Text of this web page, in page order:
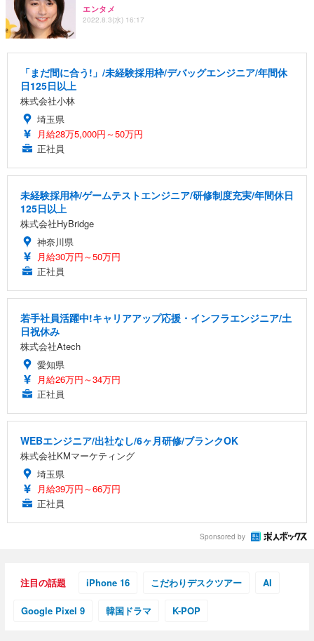
エンタメ
2022.8.3(水) 16:17
「まだ間に合う!」/未経験採用枠/デバッグエンジニア/年間休
日125日以上
株式会社小林
埼玉県
月給28万5,000円～50万円
正社員
未経験採用枠/ゲームテストエンジニア/研修制度充実/年間休日
125日以上
株式会社HyBridge
神奈川県
月給30万円～50万円
正社員
若手社員活躍中!キャリアアップ応援・インフラエンジニア/土
日祝休み
株式会社Atech
愛知県
月給26万円～34万円
正社員
WEBエンジニア/出社なし/6ヶ月研修/ブランクOK
株式会社KMマーケティング
埼玉県
月給39万円～66万円
正社員
Sponsored by
注目の話題 iPhone 16 こだわりデスクツアー AI
Google Pixel 9 韓国ドラマ K-POP